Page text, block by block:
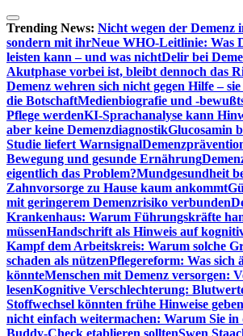
Zum
Inhalt
springen
Trending News: Nicht wegen der Demenz
sondern mit ihrNeue WHO-Leitlinie: Was
leisten kann – und was nichtDelir bei
Akutphase vorbei ist, bleibt dennoch das
Demenz wehren sich nicht gegen Hilfe –
die BotschaftMedienbiografie und -
Pflege werdenKI-Sprachanalyse kann
aber keine DemenzdiagnostikGlucosamin
Studie liefert Warnsignal
Bewegung und gesunde Ernährung
eigentlich das Problem?Mundgesundheit
Zahnvorsorge zu Hause kaum ankommt
mit geringerem Demenzrisiko verbunden
Krankenhaus: Warum Führungskräfte
müssenHandschrift als Hinweis auf
Kampf dem Arbeitskreis: Warum solche
schaden als nützenPflegereform: Was sich
könnteMenschen mit Demenz versorgen:
lesenKognitive Verschlechterung:
Stoffwechsel könnten frühe Hinweise geben
nicht einfach weitermachen: Warum Sie in
Buddy-Check etablieren solltenSwen